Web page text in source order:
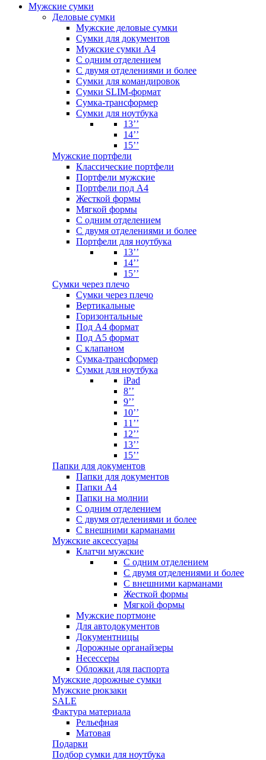
Мужские сумки
Деловые сумки
Мужские деловые сумки
Сумки для документов
Мужские сумки А4
С одним отделением
С двумя отделениями и более
Сумки для командировок
Сумки SLIM-формат
Сумка-трансформер
Сумки для ноутбука
13’’
14’’
15’’
Мужские портфели
Классические портфели
Портфели мужские
Портфели под А4
Жесткой формы
Мягкой формы
С одним отделением
С двумя отделениями и более
Портфели для ноутбука
13’’
14’’
15’’
Сумки через плечо
Сумки через плечо
Вертикальные
Горизонтальные
Под А4 формат
Под А5 формат
С клапаном
Сумка-трансформер
Сумки для ноутбука
iPad
8’’
9’’
10’’
11’’
12’’
13’’
15’’
Папки для документов
Папки для документов
Папки А4
Папки на молнии
С одним отделением
С двумя отделениями и более
С внешними карманами
Мужские аксессуары
Клатчи мужские
С одним отделением
С двумя отделениями и более
С внешними карманами
Жесткой формы
Мягкой формы
Мужские портмоне
Для автодокументов
Документницы
Дорожные органайзеры
Несессеры
Обложки для паспорта
Мужские дорожные сумки
Мужские рюкзаки
SALE
Фактура материала
Рельефная
Матовая
Подарки
Подбор сумки для ноутбука